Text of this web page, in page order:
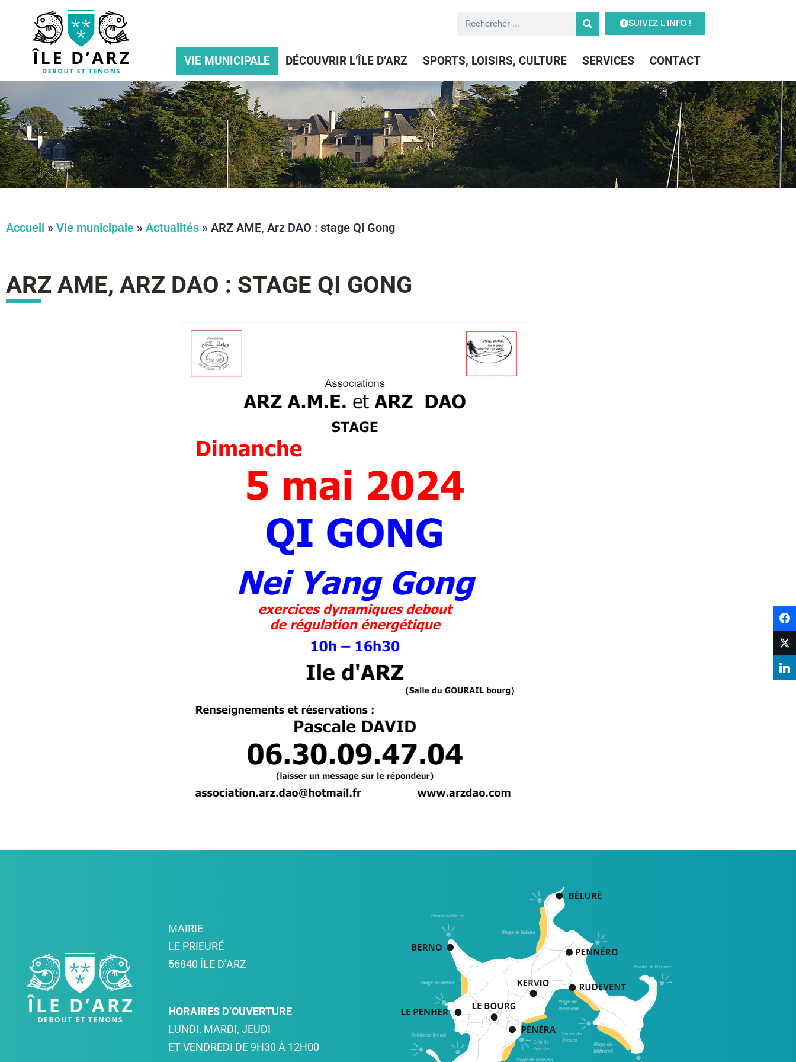
SUIVEZ L'INFO !
VIE MUNICIPALE DÉCOUVRIR L’ÎLE D’ARZ SPORTS, LOISIRS, CULTURE SERVICES CONTACT
Accueil » Vie municipale » Actualités » ARZ AME, Arz DAO : stage Qi Gong
ARZ AME, ARZ DAO : STAGE QI GONG
MAIRIE
LE PRIEURÉ
56840 ÎLE D’ARZ
HORAIRES D’OUVERTURE
LUNDI, MARDI, JEUDI
ET VENDREDI DE 9H30 À 12H00